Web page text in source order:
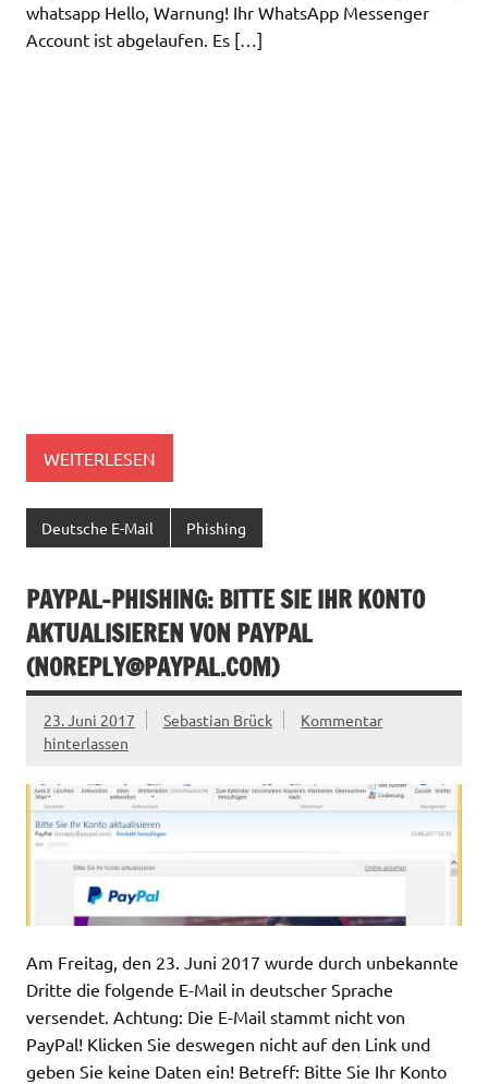
whatsapp Hello, Warnung! Ihr WhatsApp Messenger
Account ist abgelaufen. Es […]
WEITERLESEN
Deutsche E-Mail Phishing
PAYPAL-PHISHING: BITTE SIE IHR KONTO
AKTUALISIEREN VON PAYPAL
(NOREPLY@PAYPAL.COM)
23. Juni 2017 Sebastian Brück
Kommentar
hinterlassen
Am Freitag, den 23. Juni 2017 wurde durch unbekannte
Dritte die folgende E-Mail in deutscher Sprache
versendet. Achtung: Die E-Mail stammt nicht von
PayPal! Klicken Sie deswegen nicht auf den Link und
geben Sie keine Daten ein! Betreff: Bitte Sie Ihr Konto